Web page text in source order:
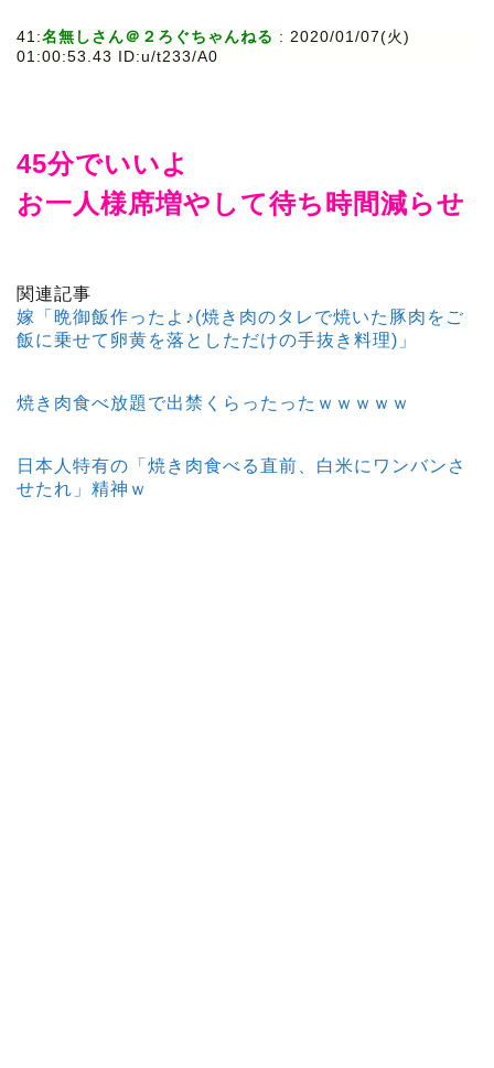
41:名無しさん＠２ろぐちゃんねる : 2020/01/07(火)
01:00:53.43 ID:u/t233/A0
45分でいいよ
お一人様席増やして待ち時間減らせ
関連記事
嫁「晩御飯作ったよ♪(焼き肉のタレで焼いた豚肉をご
飯に乗せて卵黄を落としただけの手抜き料理)」
焼き肉食べ放題で出禁くらったったｗｗｗｗｗ
日本人特有の「焼き肉食べる直前、白米にワンバンさ
せたれ」精神ｗ